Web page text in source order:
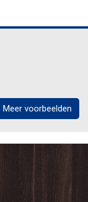
Meer voorbeelden